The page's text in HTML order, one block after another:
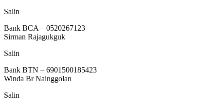
Salin
Bank BCA – 0520267123
Sirman Rajagukguk
Salin
Bank BTN – 6901500185423
Winda Br Nainggolan
Salin